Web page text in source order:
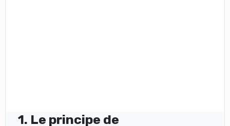
1. Le principe de